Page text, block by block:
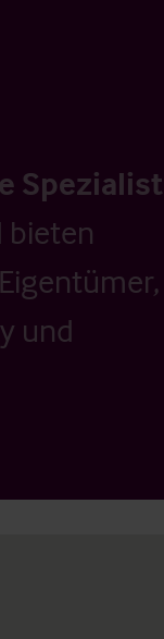
Spezialist
bieten
und